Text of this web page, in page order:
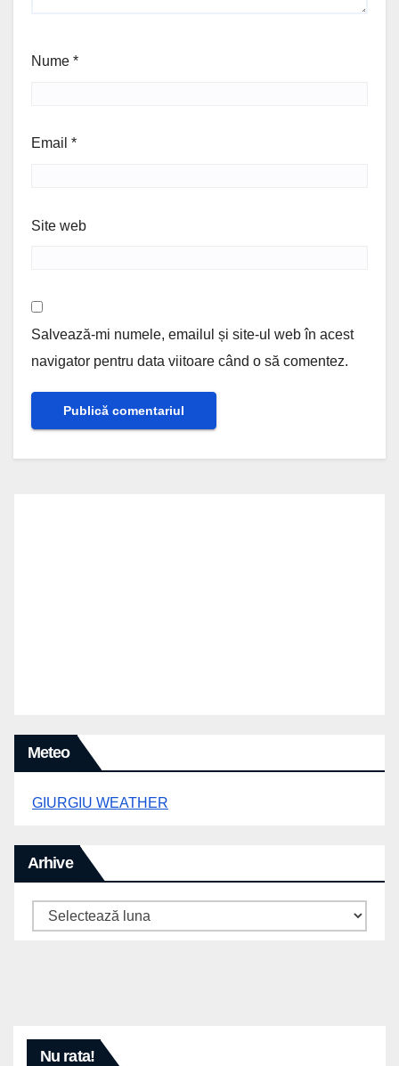
Nume *
Email *
Site web
Salvează-mi numele, emailul și site-ul web în acest
navigator pentru data viitoare când o să comentez.
Meteo
GIURGIU WEATHER
Arhive
Arhive
Nu rata!